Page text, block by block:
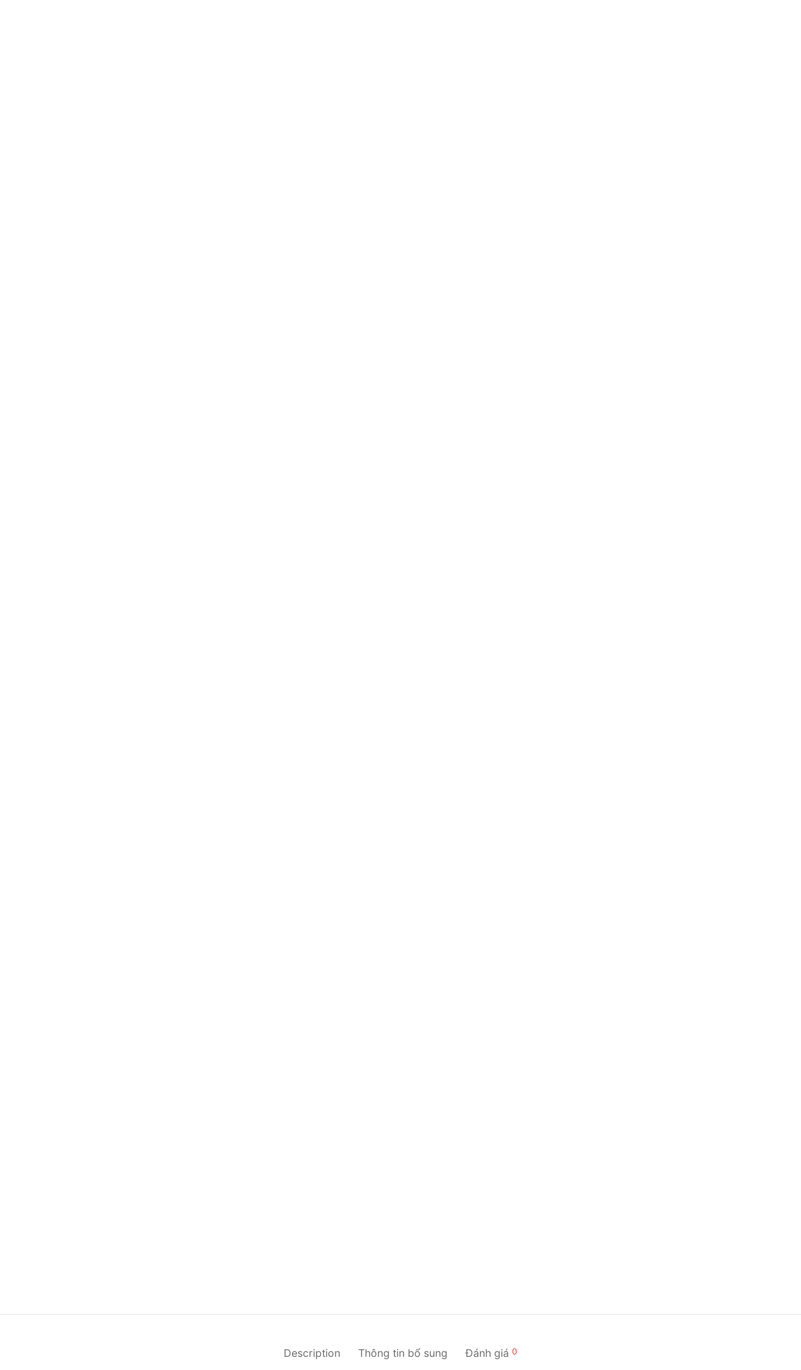
Description Thông tin bổ sung Đánh giá 0